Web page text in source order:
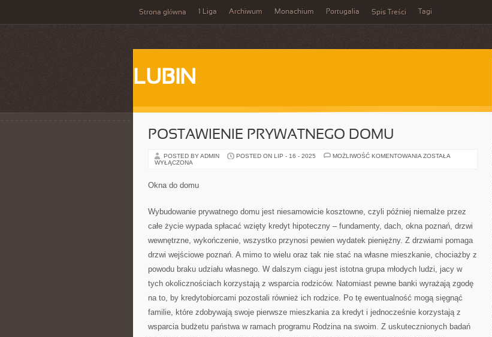
Strona główna 1 Liga Archiwum Monachium Portugalia Spis Treści Tagi
LUBIN
POSTAWIENIE PRYWATNEGO DOMU
POSTED BY ADMIN POSTED ON LIP - 16 - 2025 MOŻLIWOŚĆ KOMENTOWANIA POSTAWIENIE
ZOSTAŁA
WYŁĄCZONA
Okna do domu
Wybudowanie prywatnego domu jest niesamowicie kosztowne, czyli później niemalże przez
całe życie wypada spłacać wzięty kredyt hipoteczny – fundamenty, dach, okna poznań, drzwi
wewnętrzne, wykończenie, wszystko przynosi pewien wydatek pieniężny. Z drzwiami pomaga
drzwi wejściowe poznań. A mimo to wielu oraz tak nie stać na własne mieszkanie, chociażby z
powodu braku udziału własnego. W dalszym ciągu jest istotna grupa młodych ludzi, jacy w
tych okolicznościach korzystają z wsparcia rodziców. Natomiast pewne banki wyrażają zgodę
na to, by kredytobiorcami pozostali również ich rodzice. Po tę ewentualność mogą sięgnąć
familie, które zdobywają swoje pierwsze mieszkania za kredyt i jednocześnie korzystają z
wsparcia budżetu państwa w ramach programu Rodzina na swoim. Z uskutecznionych badań